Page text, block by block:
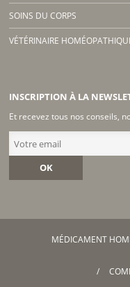
SOINS DU CORPS
VÉTÉRINAIRE
INSCRIPTION À LA
Et recevez tous nos conseils,
OK
MÉDICAMENT